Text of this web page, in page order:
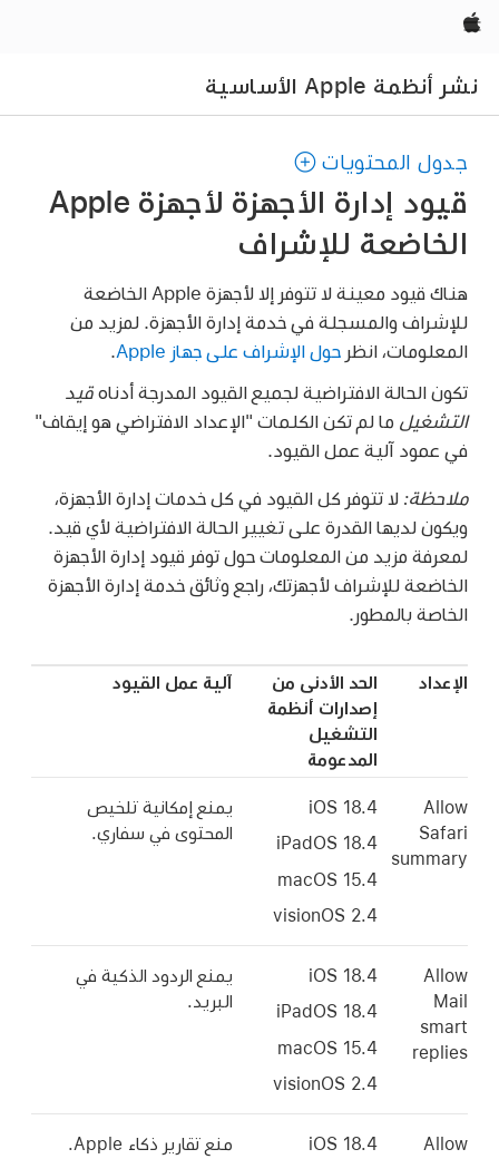
Apple‏
نشر أنظمة Apple الأساسية
جدول المحتويات
قيود إدارة الأجهزة لأجهزة Apple
الخاضعة للإشراف
هناك قيود معينة لا تتوفر إلا لأجهزة Apple الخاضعة
للإشراف والمسجلة في خدمة إدارة الأجهزة. لمزيد من
المعلومات، انظر حول الإشراف على جهاز Apple
تكون الحالة الافتراضية لجميع القيود المدرجة أدناهقيد
التشغيل ما لم تكن الكلمات "الإعداد الافتراضي هو إيقاف"
في عمود آلية عمل القيود.
ملاحظة: لا تتوفر كل القيود في كل خدمات إدارة الأجهزة،
ويكون لديها القدرة على تغيير الحالة الافتراضية لأي قيد.
لمعرفة مزيد من المعلومات حول توفر قيود إدارة الأجهزة
الخاضعة للإشراف لأجهزتك، راجع وثائق خدمة إدارة الأجهزة
الخاصة بالمطور.
الإعداد
الحد الأدنى من
إصدارات أنظمة
التشغيل
المدعومة
آلية عمل القيود
Allow
Safari
summary
iOS 18.4
iPadOS 18.4
macOS 15.4
visionOS 2.4
يمنع إمكانية تلخيص
المحتوى في سفاري.
Allow
Mail
smart
replies
iOS 18.4
iPadOS 18.4
macOS 15.4
visionOS 2.4
يمنع الردود الذكية في
البريد.
Allow
iOS 18.4 منع تقارير ذكاء Apple.